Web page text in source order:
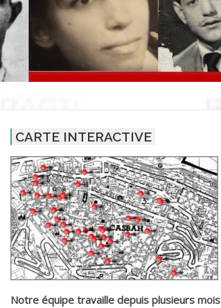
CARTE INTERACTIVE
Notre équipe travaille depuis plusieurs mois